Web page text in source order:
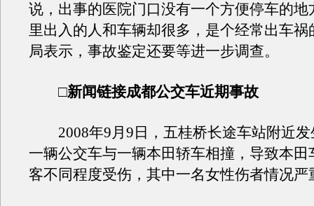
说，出事的医院门口没有一个方便停车的地
里出入的人和车辆却很多，是个经常出车祸
局表示，事故鉴定还要等进一步调查。
□新闻链接成都公交车近期事故
2008年9月9日，五桂桥长途车站附近发
一辆公交车与一辆本田轿车相撞，导致本田
客不同程度受伤，其中一名女性伤者情况严